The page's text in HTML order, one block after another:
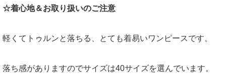
☆着心地＆お取り扱いのご注意
軽くてトゥルンと落ちる、とても着易いワンピースです。
落ち感がありますのでサイズは40サイズを選んでいます。